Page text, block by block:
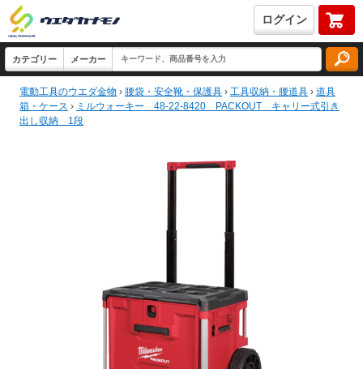
ログイン
電動工具のウエダ金物 › 腰袋・安全靴・保護具 › 工具収納・腰道具 › 道具
箱・ケース › ミルウォーキー 48-22-8420 PACKOUT キャリー式引き
出し収納 1段